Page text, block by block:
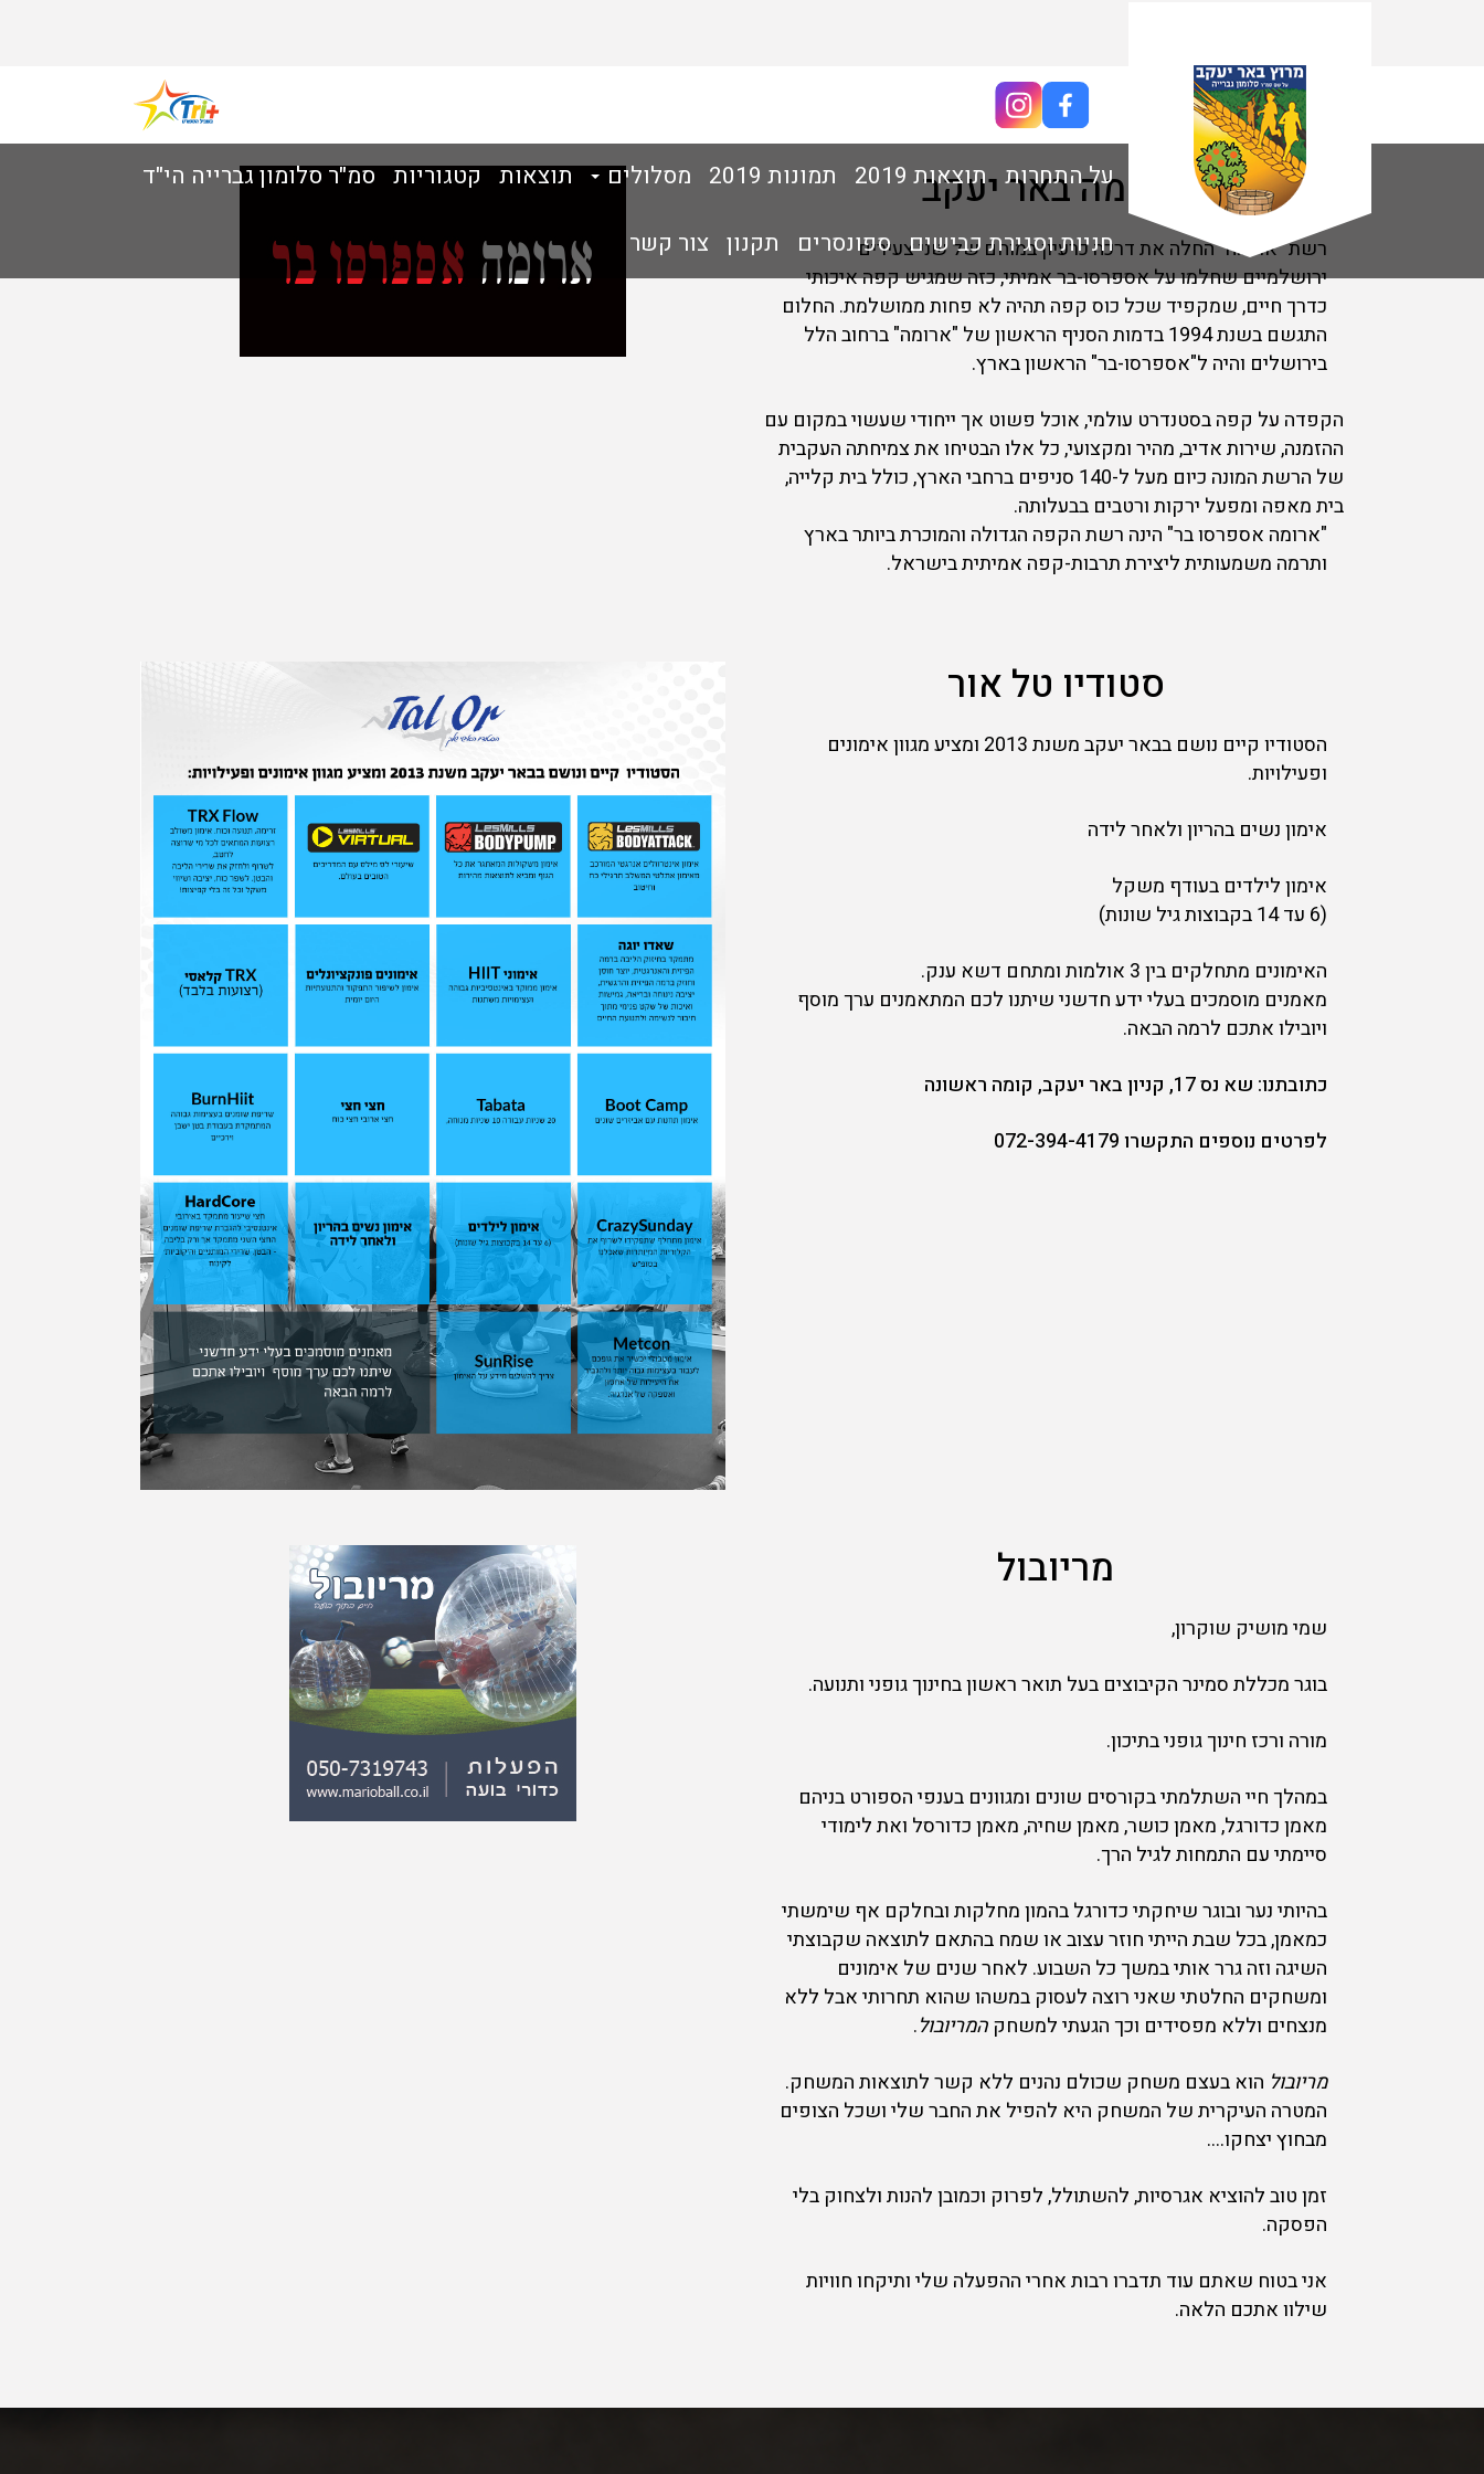
על התחרות תוצאות 2019 תמונות 2019 מסלולים תוצאות קטגוריות סמ"ר סלומון גברייה הי"ד
חניות וסגירת כבישים ספונסרים תקנון צור קשר
ספונסרים
ארומה באר יעקב
רשת "ארומה" החלה את דרכה כרעיון במוחם של שני צעירים
ירושלמיים שחלמו על אספרסו-בר אמיתי, כזה שמגיש קפה איכותי
כדרך חיים, שמקפיד שכל כוס קפה תהיה לא פחות ממושלמת. החלום
התגשם בשנת 1994 בדמות הסניף הראשון של "ארומה" ברחוב הלל
בירושלים והיה ל"אספרסו-בר" הראשון בארץ.
הקפדה על קפה בסטנדרט עולמי, אוכל פשוט אך ייחודי שעשוי במקום עם
ההזמנה, שירות אדיב, מהיר ומקצועי, כל אלו הבטיחו את צמיחתה העקבית
של הרשת המונה כיום מעל ל-140 סניפים ברחבי הארץ, כולל בית קלייה,
בית מאפה ומפעל ירקות ורטבים בבעלותה.
"ארומה אספרסו בר" הינה רשת הקפה הגדולה והמוכרת ביותר בארץ
ותרמה משמעותית ליצירת תרבות-קפה אמיתית בישראל.
סטודיו טל אור
הסטודיו קיים נושם בבאר יעקב משנת 2013 ומציע מגוון אימונים
ופעילויות.
אימון נשים בהריון ולאחר לידה
אימון לילדים בעודף משקל
(6 עד 14 בקבוצות גיל שונות)
האימונים מתחלקים בין 3 אולמות ומתחם דשא ענק.
מאמנים מוסמכים בעלי ידע חדשני שיתנו לכם המתאמנים ערך מוסף
ויובילו אתכם לרמה הבאה.
כתובתנו: שא נס 17, קניון באר יעקב, קומה ראשונה
לפרטים נוספים התקשרו 072-394-4179
מריובול
שמי מושיק שוקרון,
בוגר מכללת סמינר הקיבוצים בעל תואר ראשון בחינוך גופני ותנועה.
מורה ורכז חינוך גופני בתיכון.
במהלך חיי השתלמתי בקורסים שונים ומגוונים בענפי הספורט בניהם
מאמן כדורגל, מאמן כושר, מאמן שחיה, מאמן כדורסל ואת לימודי
סיימתי עם התמחות לגיל הרך.
בהיותי נער ובוגר שיחקתי כדורגל בהמון מחלקות ובחלקם אף שימשתי
כמאמן, בכל שבת הייתי חוזר עצוב או שמח בהתאם לתוצאה שקבוצתי
השיגה וזה גרר אותי במשך כל השבוע. לאחר שנים של אימונים
ומשחקים החלטתי שאני רוצה לעסוק במשהו שהוא תחרותי אבל ללא
מנצחים וללא מפסידים וכך הגעתי למשחקהמריובול.
מריובול הוא בעצם משחק שכולם נהנים ללא קשר לתוצאות המשחק.
המטרה העיקרית של המשחק היא להפיל את החבר שלי ושכל הצופים
מבחוץ יצחקו….
זמן טוב להוציא אגרסיות, להשתולל, לפרוק וכמובן להנות ולצחוק בלי
הפסקה.
אני בטוח שאתם עוד תדברו רבות אחרי ההפעלה שלי ותיקחו חוויות
שילוו אתכם הלאה.